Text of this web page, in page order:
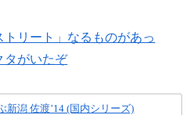
リート」なるものがあっ
タがいたぞ
新潟 佐渡’14 (国内シリーズ)